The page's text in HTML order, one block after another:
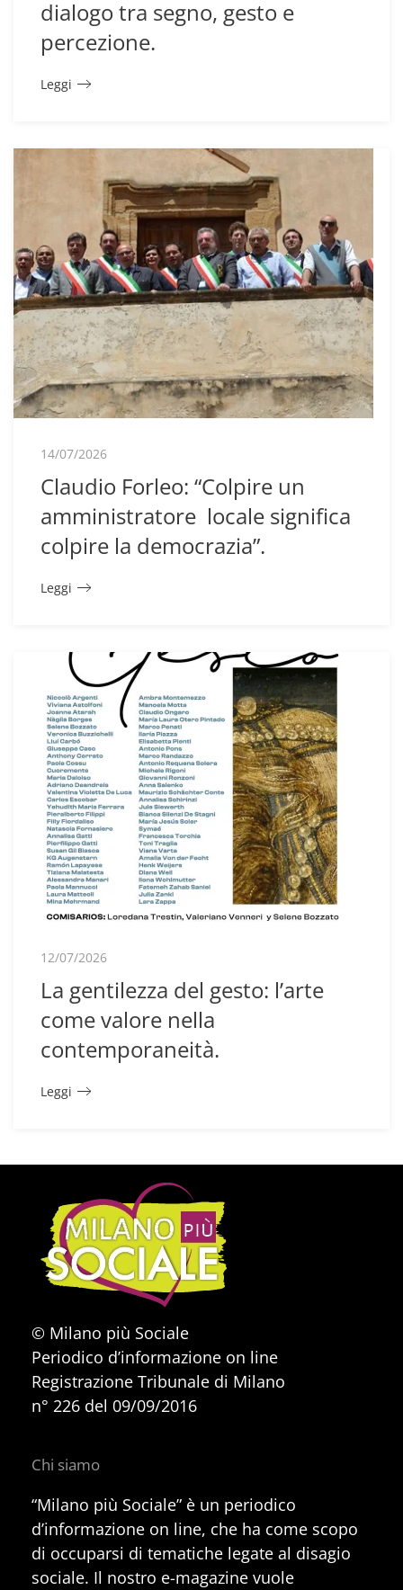
dialogo tra segno, gesto e
percezione.
Leggi
14/07/2026
Claudio Forleo: “Colpire un
amministratore locale significa
colpire la democrazia”.
Leggi
12/07/2026
La gentilezza del gesto: l’arte
come valore nella
contemporaneità.
Leggi
© Milano più Sociale
Periodico d’informazione on line
Registrazione Tribunale di Milano
n° 226 del 09/09/2016
Chi siamo
“Milano più Sociale” è un periodico
d’informazione on line, che ha come scopo
di occuparsi di tematiche legate al disagio
sociale. Il nostro e-magazine vuole